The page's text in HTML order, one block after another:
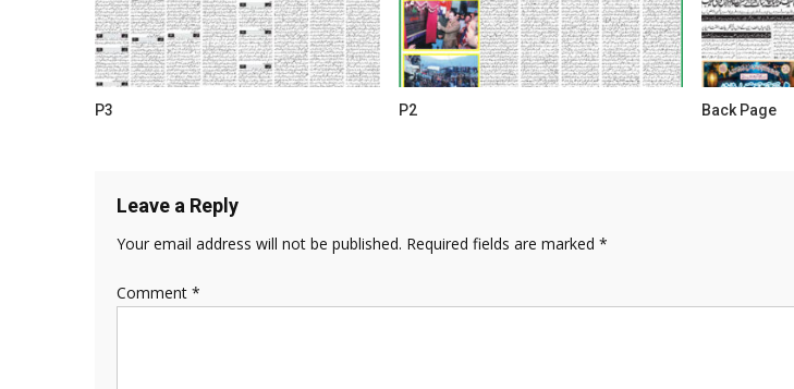
P3 P2 Back Page
Leave a Reply
Your email address will not be published. Required fields are marked *
Comment *